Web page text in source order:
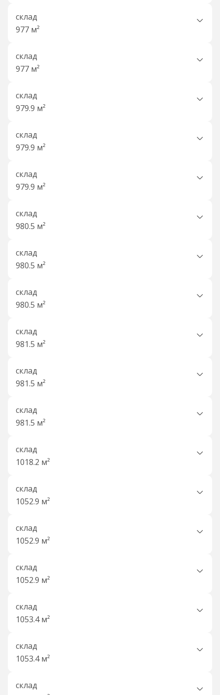
склад
977 м²
склад
977 м²
склад
979.9 м²
склад
979.9 м²
склад
979.9 м²
склад
980.5 м²
склад
980.5 м²
склад
980.5 м²
склад
981.5 м²
склад
981.5 м²
склад
981.5 м²
склад
1018.2 м²
склад
1052.9 м²
склад
1052.9 м²
склад
1052.9 м²
склад
1053.4 м²
склад
1053.4 м²
склад